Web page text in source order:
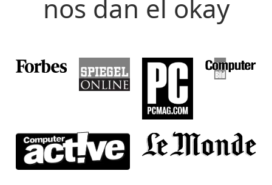
nos dan el okay